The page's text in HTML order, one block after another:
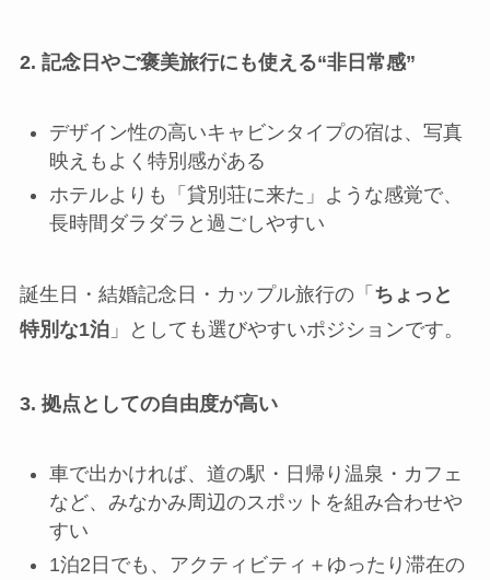
2. 記念日やご褒美旅行にも使える“非日常感”
デザイン性の高いキャビンタイプの宿は、写真
映えもよく特別感がある
ホテルよりも「貸別荘に来た」ような感覚で、
長時間ダラダラと過ごしやすい
誕生日・結婚記念日・カップル旅行の「 ちょっと
特別な1泊」としても選びやすいポジションです。
3. 拠点としての自由度が高い
車で出かければ、道の駅・日帰り温泉・カフェ
など、みなかみ周辺のスポットを組み合わせや
すい
1泊2日でも、アクティビティ＋ゆったり滞在の